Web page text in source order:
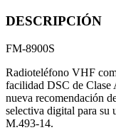
DESCRIPCIÓN
FM-8900S
Radioteléfono VHF
facilidad DSC de Clase
nueva recomendación
selectiva digital para
M.493-14.